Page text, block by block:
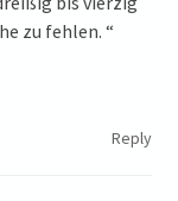
zu fehlen. “
Reply